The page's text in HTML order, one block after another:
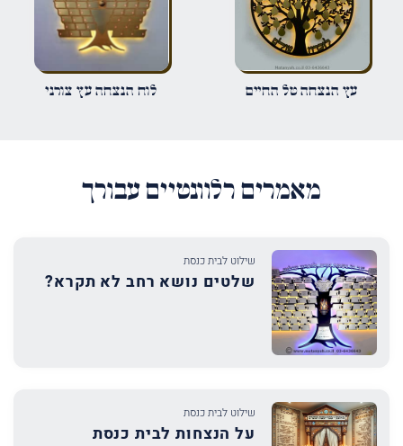
שמור בדפדפן זה את השם, האימייל והאתר שלי לפעם הבאה שאגיב.
עץ הנצחה טל החיים לוח הנצחה עץ צורני
מאמרים רלוונטיים עבורך
שילוט לבית כנסת
שלטים נושא רחב לא תקרא?
שילוט לבית כנסת
על הנצחות לבית כנסת